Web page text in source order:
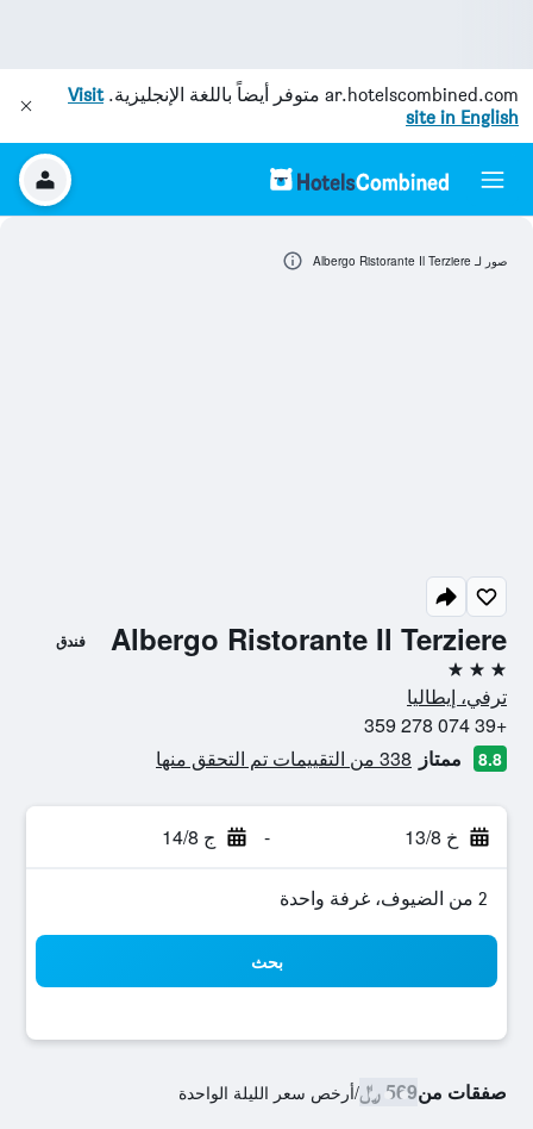
ar.hotelscombined.com متوفر أيضاً باللغة الإنجليزية.Visit
site in English
Albergo Ristorante Il Terziere فندق
3 نجوم
ترفي، إيطاليا
+39 074 278 359
8.8 ممتاز 338 من التقييمات تم التحقق منها
خ 13/8 - ج 14/8
2 من الضيوف، غرفة واحدة
بحث
صفقات من569 ﷼ /أرخص سعر الليلة الواحدة
صور لـ Albergo Ristorante Il Terziere